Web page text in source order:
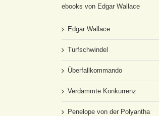
ebooks von Edgar Wallace
Edgar Wallace
Turfschwindel
Überfallkommando
Verdammte Konkurrenz
Penelope von der Polyantha